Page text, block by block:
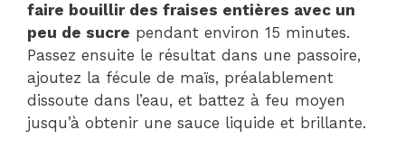
faire bouillir des fraises entières avec un
peu de sucre pendant environ 15 minutes.
Passez ensuite le résultat dans une passoire,
ajoutez la fécule de maïs, préalablement
dissoute dans l’eau, et battez à feu moyen
jusqu’à obtenir une sauce liquide et brillante.